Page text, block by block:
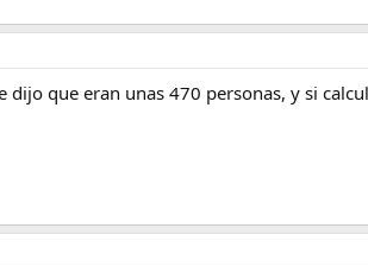
que eran unas 470 personas, y si